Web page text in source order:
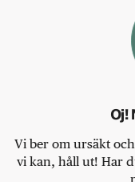
Oj!
Vi ber om ursäkt
vi kan, håll ut! Har